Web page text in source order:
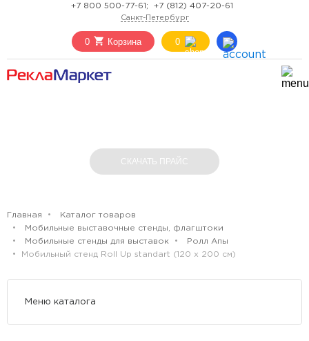
+7 800 500-77-61; +7 (812) 407-20-61
Санкт-Петербург
0 Корзина 0
СКАЧАТЬ ПРАЙС
Главная
Каталог товаров
Мобильные выставочные стенды, флагштоки
Мобильные стенды для выставок
Ролл Апы
Мобильный стенд Roll Up standart (120 х 200 см)
Меню каталога